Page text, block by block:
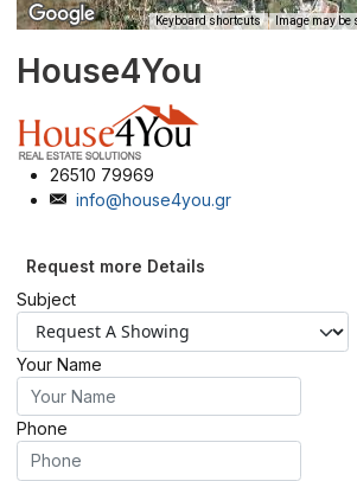
Keyboard shortcuts Image may
House4You
26510 79969
info@house4you.gr
Request more Details
Subject
Your Name
Phone